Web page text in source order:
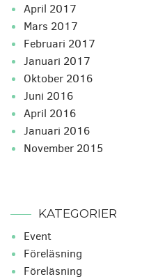
april 2017
mars 2017
februari 2017
januari 2017
oktober 2016
juni 2016
april 2016
januari 2016
november 2015
KATEGORIER
Event
Föreläsning
Föreläsning